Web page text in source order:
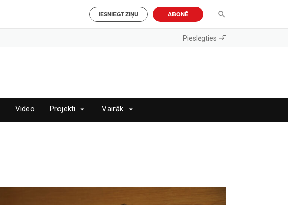
IESNIEGT ZIŅU ABONĒ
Pieslēgties
Video Projekti Vairāk